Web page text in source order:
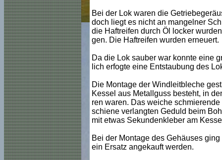
Bei der Lok waren die
doch liegt es nicht an mangelner
die Haftreifen durch Öl locker
gen. Die Haftreifen wurden erneuert.
Da die Lok sauber war konnte eine
lich erfogte eine Entstaubung des
Die Montage der Windleitbleche
Kessel aus Metallguss besteht, in
ren waren. Das weiche
schiene verlangten Geduld beim
mit etwas Sekundenkleber am
Bei der Montage des Gehäuses
ein Ersatz angekauft werden.